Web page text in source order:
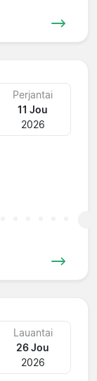
Perjantai
11 Jou
2026
Lauantai
26 Jou
2026